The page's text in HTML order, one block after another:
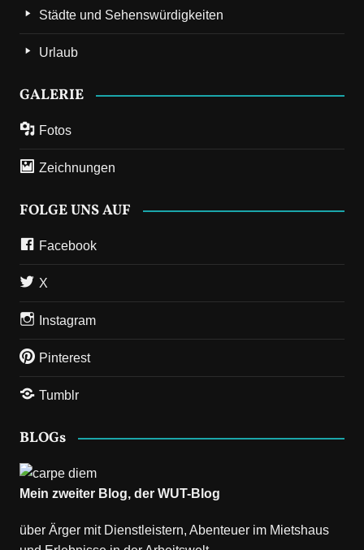
Städte und Sehenswürdigkeiten
Urlaub
GALERIE
Fotos
Zeichnungen
FOLGE UNS AUF
Facebook
X
Instagram
Pinterest
Tumblr
BLOGs
Mein zweiter Blog, der WUT-Blog
über Ärger mit Dienstleistern, Abenteuer im Mietshaus